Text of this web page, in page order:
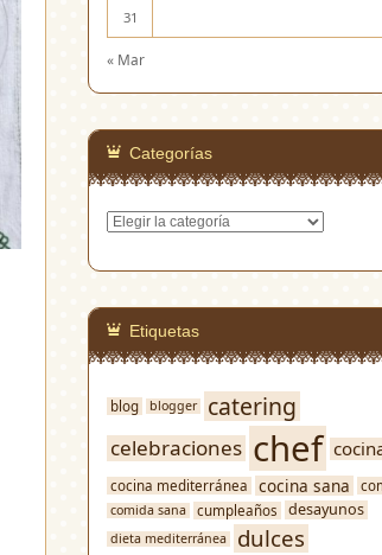
31
« Mar
Categorías
Categorías
Etiquetas
blog blogger catering
celebraciones chef
cocina mediterránea cocina sana
comida sana cumpleaños desayunos
dieta mediterránea dulces